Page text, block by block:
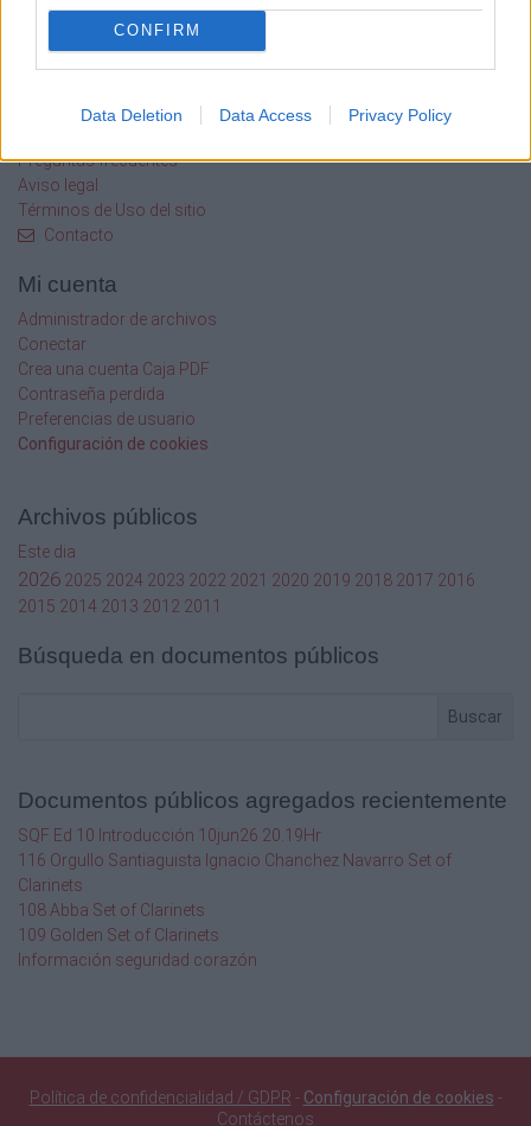
CONFIRM
Data Deletion Data Access Privacy Policy
Caja PDF
Cargar un archivo
Preguntas frecuentes
Aviso legal
Términos de Uso del sitio
Contacto
Mi cuenta
Administrador de archivos
Conectar
Crea una cuenta Caja PDF
Contraseña perdida
Preferencias de usuario
Configuración de cookies
Archivos públicos
Este dia
2026 2025 2024 2023 2022 2021 2020 2019 2018 2017 2016
2015 2014 2013 2012 2011
Búsqueda en documentos públicos
Buscar
Documentos públicos agregados recientemente
SQF Ed 10 Introducción 10jun26 20.19Hr
116 Orgullo Santiaguista Ignacio Chanchez Navarro Set of
Clarinets
108 Abba Set of Clarinets
109 Golden Set of Clarinets
Información seguridad corazón
Política de confidencialidad / GDPR - Configuración de cookies -
Contáctenos